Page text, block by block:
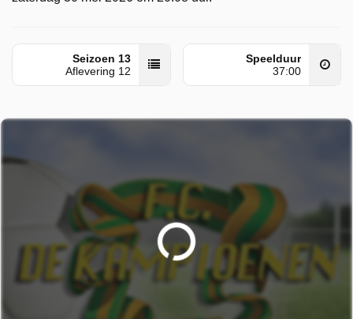
Seizoen 13
Aflevering 12
Speelduur
37:00